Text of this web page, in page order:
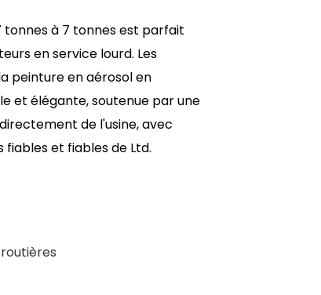
à 7 tonnes est parfait
en service lourd. Les
peinture en aérosol en
et élégante, soutenue par une
de l'usine, avec
fiables et fiables de Ltd.